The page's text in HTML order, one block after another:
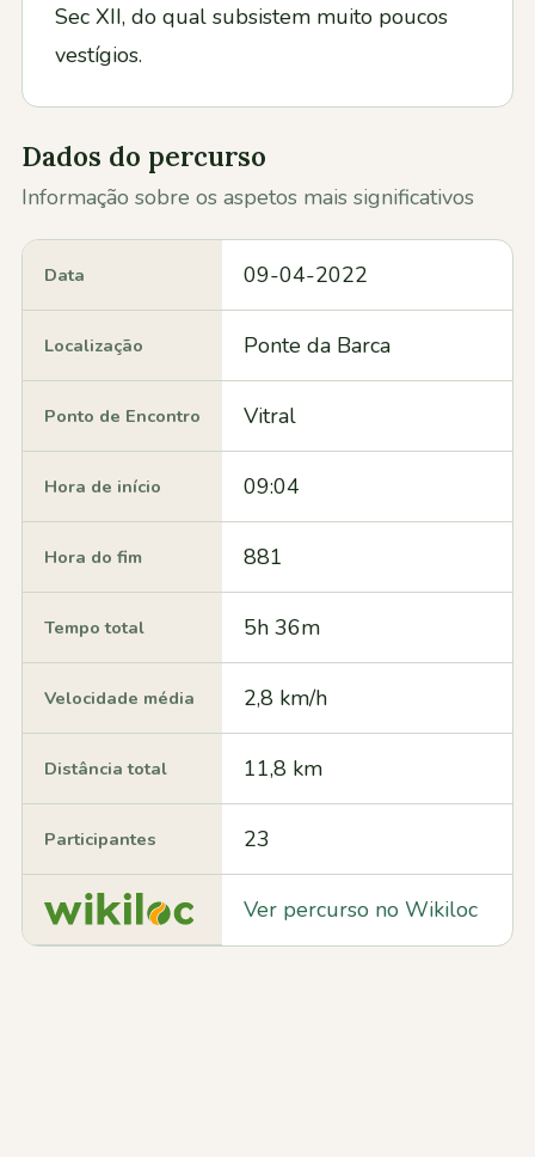
Sec XII, do qual subsistem muito poucos
vestígios.
Dados do percurso
Informação sobre os aspetos mais significativos
Data 09-04-2022
Localização Ponte da Barca
Ponto de Encontro Vitral
Hora de início 09:04
Hora do fim 881
Tempo total 5h 36m
Velocidade média 2,8 km/h
Distância total 11,8 km
Participantes 23
Ver percurso no Wikiloc